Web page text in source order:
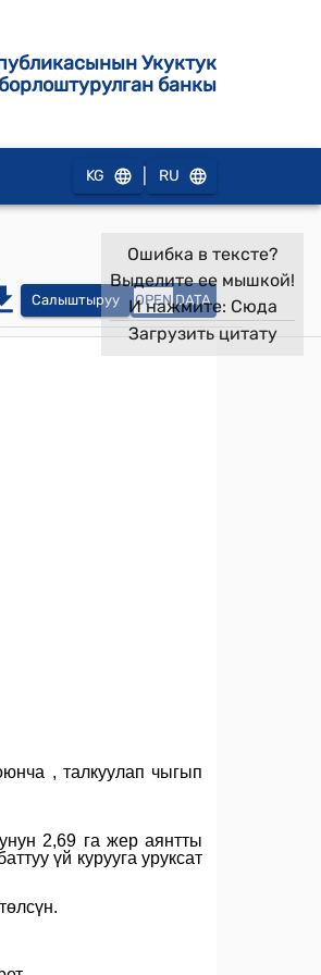
Укуктук
банкы
KG RU
Салыштыруу OPEN DATA
Ошибка в тексте?
Выделите ее мышкой!
И нажмите: Сюда
Загрузить цитату